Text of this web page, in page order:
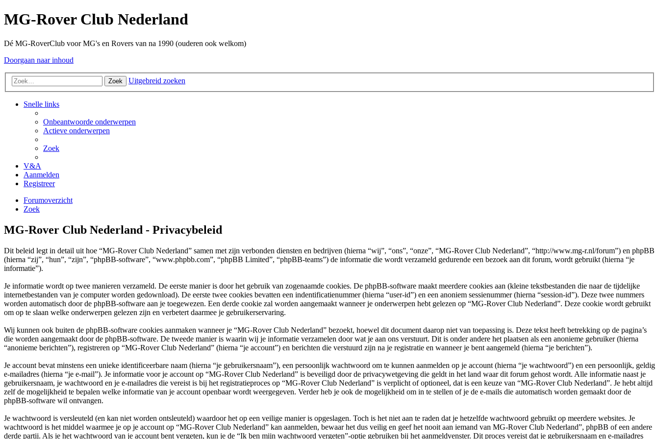
MG-Rover Club Nederland
Dé MG-RoverClub voor MG's en Rovers van na 1990 (ouderen ook welkom)
Doorgaan naar inhoud
Zoek Uitgebreid zoeken
Snelle links
Onbeantwoorde onderwerpen
Actieve onderwerpen
Zoek
V&A
Aanmelden
Registreer
Forumoverzicht
Zoek
MG-Rover Club Nederland - Privacybeleid
Dit beleid legt in detail uit hoe “MG-Rover Club Nederland” samen met zijn verbonden diensten en bedrijven (hierna “wij”, “ons”, “onze”, “MG-Rover Club Nederland”, “http://www.mg-r.nl/forum”) en phpBB
(hierna “zij”, “hun”, “zijn”, “phpBB-software”, “www.phpbb.com”, “phpBB Limited”, “phpBB-teams”) de informatie die wordt verzameld gedurende een bezoek aan dit forum, wordt gebruikt (hierna “je
informatie”).
Je informatie wordt op twee manieren verzameld. De eerste manier is door het gebruik van zogenaamde cookies. De phpBB-software maakt meerdere cookies aan (kleine tekstbestanden die naar de tijdelijke
internetbestanden van je computer worden gedownload). De eerste twee cookies bevatten een indentificatienummer (hierna “user-id”) en een anoniem sessienummer (hierna “session-id”). Deze twee nummers
worden automatisch door de phpBB-software aan je toegewezen. Een derde cookie zal worden aangemaakt wanneer je onderwerpen hebt gelezen op “MG-Rover Club Nederland”. Deze cookie wordt gebruikt
om op te slaan welke onderwerpen gelezen zijn en verbetert daarmee je gebruikerservaring.
Wij kunnen ook buiten de phpBB-software cookies aanmaken wanneer je “MG-Rover Club Nederland” bezoekt, hoewel dit document daarop niet van toepassing is. Deze tekst heeft betrekking op de pagina’s
die worden aangemaakt door de phpBB-software. De tweede manier is waarin wij je informatie verzamelen door wat je aan ons verstuurt. Dit is onder andere het plaatsen als een anonieme gebruiker (hierna
“anonieme berichten”), registreren op “MG-Rover Club Nederland” (hierna “je account”) en berichten die verstuurd zijn na je registratie en wanneer je bent aangemeld (hierna “je berichten”).
Je account bevat minstens een unieke identificeerbare naam (hierna “je gebruikersnaam”), een persoonlijk wachtwoord om te kunnen aanmelden op je account (hierna “je wachtwoord”) en een persoonlijk, geldig
e-mailadres (hierna “je e-mail”). Je informatie voor je account op “MG-Rover Club Nederland” is beveiligd door de privacywetgeving die geldt in het land waar dit forum gehost wordt. Alle informatie naast je
gebruikersnaam, je wachtwoord en je e-mailadres die vereist is bij het registratieproces op “MG-Rover Club Nederland” is verplicht of optioneel, dat is een keuze van “MG-Rover Club Nederland”. Je hebt altijd
zelf de mogelijkheid te bepalen welke informatie van je account openbaar wordt weergegeven. Verder heb je ook de mogelijkheid om in te stellen of je de e-mails die automatisch worden gemaakt door de
phpBB-software wil ontvangen.
Je wachtwoord is versleuteld (en kan niet worden ontsleuteld) waardoor het op een veilige manier is opgeslagen. Toch is het niet aan te raden dat je hetzelfde wachtwoord gebruikt op meerdere websites. Je
wachtwoord is het middel waarmee je op je account op “MG-Rover Club Nederland” kan aanmelden, bewaar het dus veilig en geef het nooit aan iemand van MG-Rover Club Nederland”, phpBB of een andere
derde partij. Als je het wachtwoord van je account bent vergeten, kun je de “Ik ben mijn wachtwoord vergeten”-optie gebruiken bij het aanmeldvenster. Dit proces vereist dat je gebruikersnaam en e-mailadres